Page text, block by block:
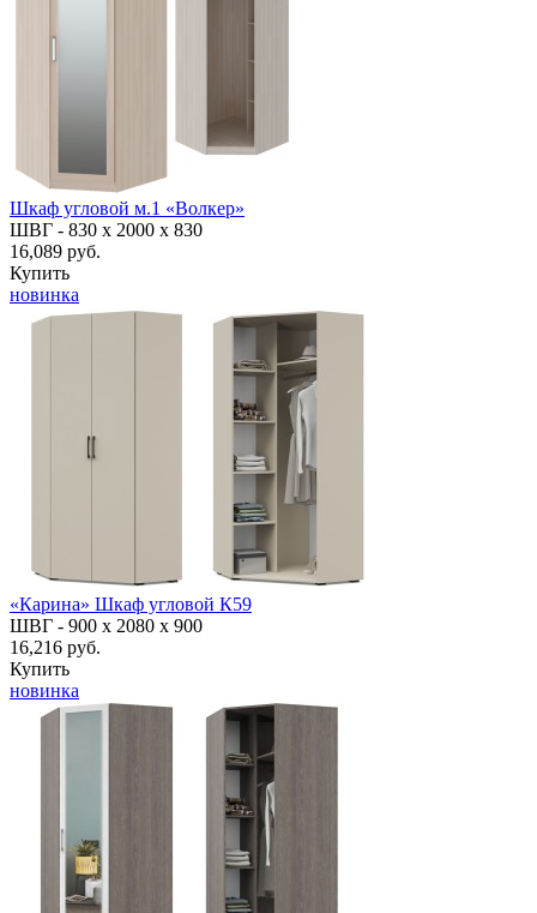
Шкаф угловой м.1 «Волкер»
ШВГ - 830 х 2000 х 830
16,089 руб.
Купить
новинка
«Карина» Шкаф угловой К59
ШВГ - 900 х 2080 х 900
16,216 руб.
Купить
новинка